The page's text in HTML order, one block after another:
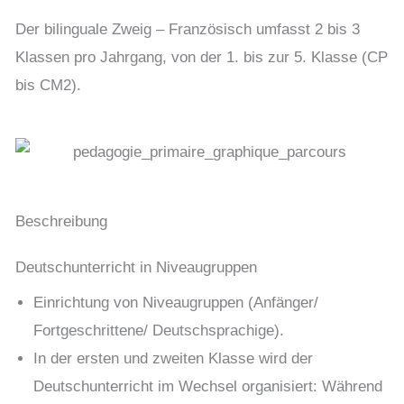
Der bilinguale Zweig – Französisch umfasst 2 bis 3
Klassen pro Jahrgang, von der 1. bis zur 5. Klasse (CP
bis CM2).
Beschreibung
Deutschunterricht in Niveaugruppen
Einrichtung von Niveaugruppen (Anfänger/
Fortgeschrittene/ Deutschsprachige).
In der ersten und zweiten Klasse wird der
Deutschunterricht im Wechsel organisiert: Während